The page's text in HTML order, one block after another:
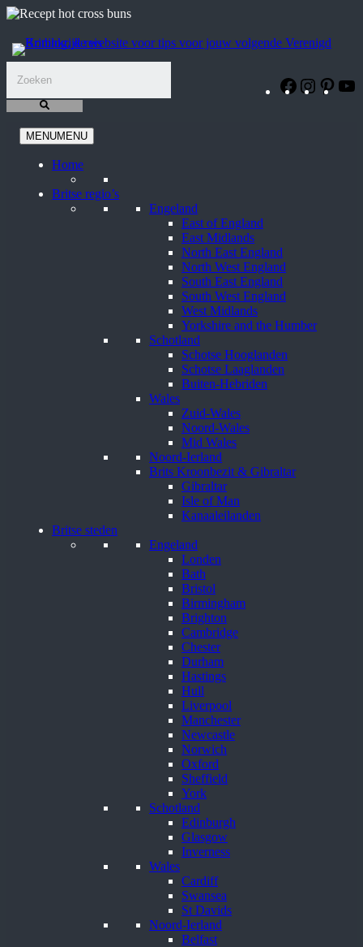
Ga
de
inhoud
Facebook
MENUMENU
Home
Britse regio’s
Engeland
East of England
East Midlands
North East England
North West England
South East England
South West England
West Midlands
Yorkshire and the Humber
Schotland
Schotse Hooglanden
Schotse Laaglanden
Buiten-Hebriden
Wales
Zuid-Wales
Noord-Wales
Mid Wales
Noord-Ierland
Brits Kroonbezit & Gibraltar
Gibraltar
Isle of Man
Kanaaleilanden
Britse steden
Engeland
Londen
Bath
Bristol
Birmingham
Brighton
Cambridge
Chester
Durham
Hastings
Hull
Liverpool
Manchester
Newcastle
Norwich
Oxford
Sheffield
York
Schotland
Edinburgh
Glasgow
Inverness
Wales
Cardiff
Swansea
St Davids
Noord-Ierland
Belfast